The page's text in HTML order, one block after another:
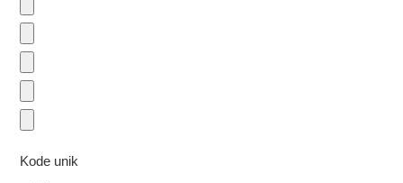
Kode unik